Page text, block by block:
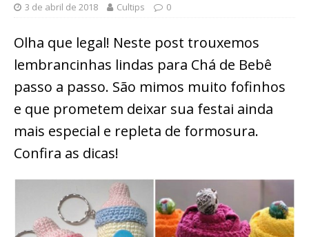
3 de abril de 2018 Cultips 0
Olha que legal! Neste post trouxemos
lembrancinhas lindas para Chá de Bebê
passo a passo. São mimos muito fofinhos
e que prometem deixar sua festai ainda
mais especial e repleta de formosura.
Confira as dicas!